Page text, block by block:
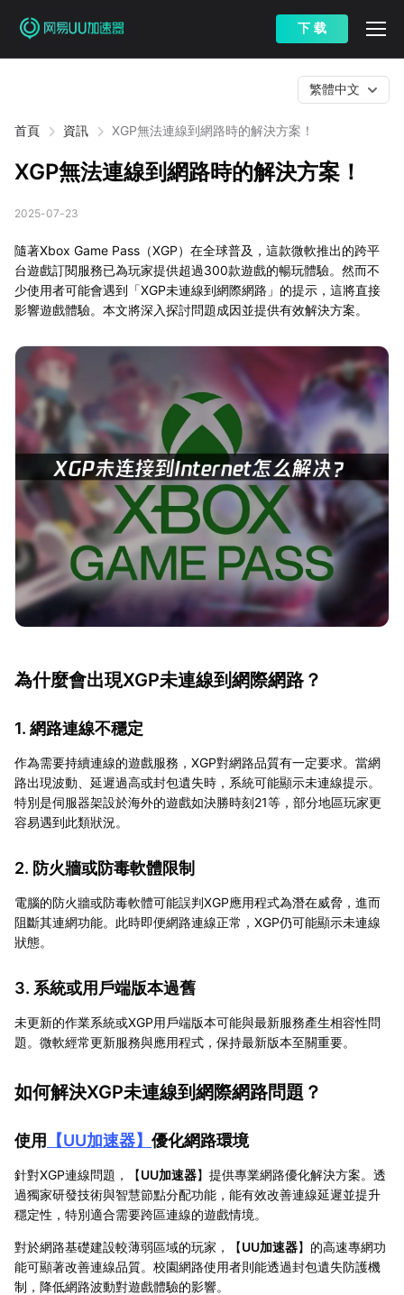
下 载
首頁 資訊 XGP無法連線到網路時的解決方案！
繁體中文
XGP無法連線到網路時的解決方案！
2025-07-23
隨著Xbox Game Pass（XGP）在全球普及，這款微軟推出的跨平
台遊戲訂閱服務已為玩家提供超過300款遊戲的暢玩體驗。然而不
少使用者可能會遇到「XGP未連線到網際網路」的提示，這將直接
影響遊戲體驗。本文將深入探討問題成因並提供有效解決方案。
為什麼會出現XGP未連線到網際網路？
1. 網路連線不穩定
作為需要持續連線的遊戲服務，XGP對網路品質有一定要求。當網
路出現波動、延遲過高或封包遺失時，系統可能顯示未連線提示。
特別是伺服器架設於海外的遊戲如決勝時刻21等，部分地區玩家更
容易遇到此類狀況。
2. 防火牆或防毒軟體限制
電腦的防火牆或防毒軟體可能誤判XGP應用程式為潛在威脅，進而
阻斷其連網功能。此時即便網路連線正常，XGP仍可能顯示未連線
狀態。
3. 系統或用戶端版本過舊
未更新的作業系統或XGP用戶端版本可能與最新服務產生相容性問
題。微軟經常更新服務與應用程式，保持最新版本至關重要。
如何解決XGP未連線到網際網路問題？
使用 【UU加速器】 優化網路環境
針對XGP連線問題，【UU加速器】提供專業網路優化解決方案。透
過獨家研發技術與智慧節點分配功能，能有效改善連線延遲並提升
穩定性，特別適合需要跨區連線的遊戲情境。
對於網路基礎建設較薄弱區域的玩家，【UU加速器】的高速專網功
能可顯著改善連線品質。校園網路使用者則能透過封包遺失防護機
制，降低網路波動對遊戲體驗的影響。